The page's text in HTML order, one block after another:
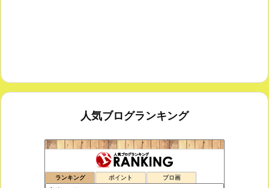
人気ブログランキング
ランキング ポイント ブロ画
室内楽コンサート・レッスンいたします
174位 ボチェッリ、イタリア、アモーレ！